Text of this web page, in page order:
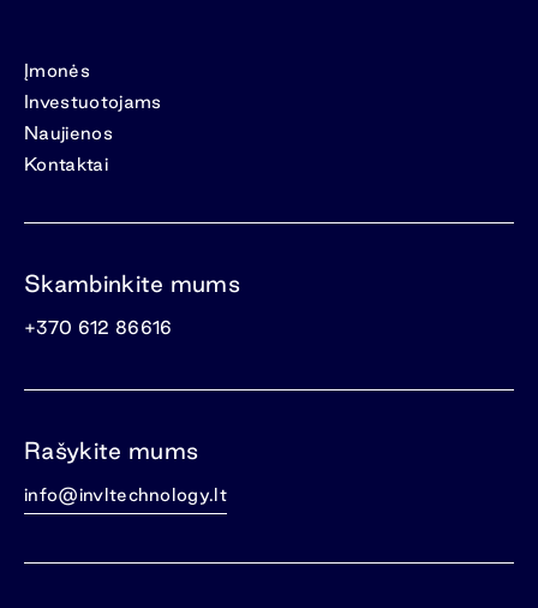
Įmonės
Investuotojams
Naujienos
Kontaktai
Skambinkite mums
+370 612 86616
Rašykite mums
info@invltechnology.lt